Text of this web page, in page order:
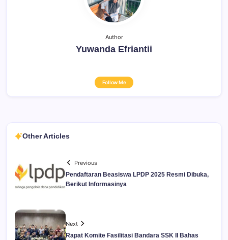
Author
Yuwanda Efriantii
Follow Me
Other Articles
Previous
Pendaftaran Beasiswa LPDP 2025 Resmi Dibuka,
Berikut Informasinya
Next
Rapat Komite Fasilitasi Bandara SSK II Bahas